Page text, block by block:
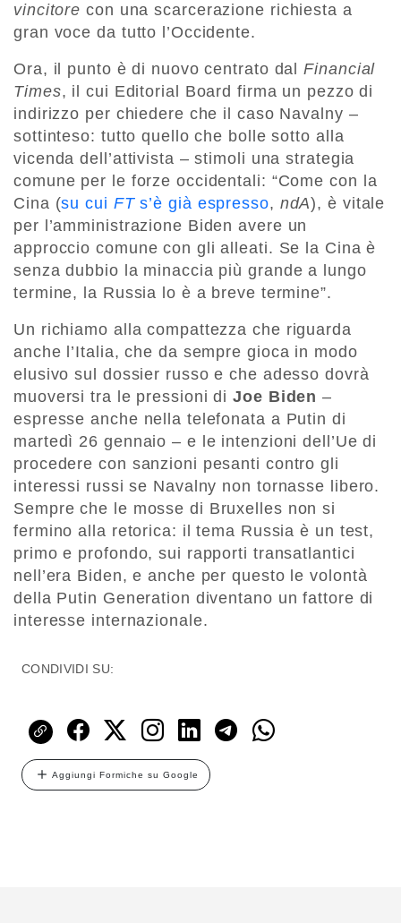
vincitore con una scarcerazione richiesta a
gran voce da tutto l’Occidente.
Ora, il punto è di nuovo centrato dalFinancial
Times, il cui Editorial Board firma un pezzo di
indirizzo per chiedere che il caso Navalny –
sottinteso: tutto quello che bolle sotto alla
vicenda dell’attivista – stimoli una strategia
comune per le forze occidentali: “Come con la
Cina (su cui FTs’è già espresso, ndA), è vitale
per l’amministrazione Biden avere un
approccio comune con gli alleati. Se la Cina è
senza dubbio la minaccia più grande a lungo
termine, la Russia lo è a breve termine”.
Un richiamo alla compattezza che riguarda
anche l’Italia, che da sempre gioca in modo
elusivo sul dossier russo e che adesso dovrà
muoversi tra le pressioni diJoe Biden –
espresse anche nella telefonata a Putin di
martedì 26 gennaio – e le intenzioni dell’Ue di
procedere con sanzioni pesanti contro gli
interessi russi se Navalny non tornasse libero.
Sempre che le mosse di Bruxelles non si
fermino alla retorica: il tema Russia è un test,
primo e profondo, sui rapporti transatlantici
nell’era Biden, e anche per questo le volontà
della Putin Generation diventano un fattore di
interesse internazionale.
CONDIVIDI SU:
Aggiungi Formiche su Google